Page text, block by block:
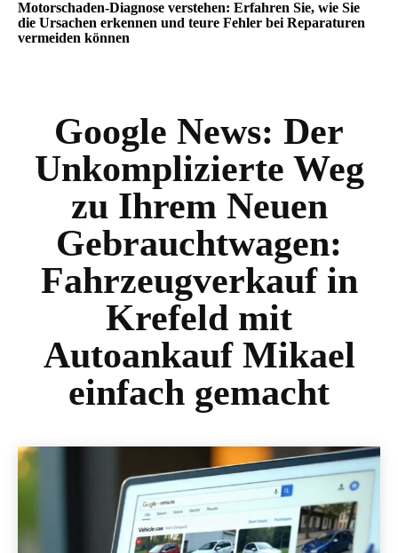
Motorschaden-Diagnose verstehen: Erfahren Sie, wie Sie
die Ursachen erkennen und teure Fehler bei Reparaturen
vermeiden können
Google News: Der
Unkomplizierte Weg
zu Ihrem Neuen
Gebrauchtwagen:
Fahrzeugverkauf in
Krefeld mit
Autoankauf Mikael
einfach gemacht